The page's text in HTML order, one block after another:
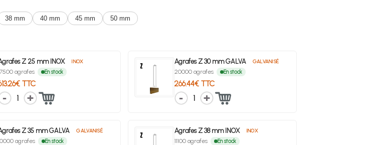
38 mm 40 mm 45 mm
50 mm
Z 25 mm INOX INOX
agrafes En stock
TTC
1
Agrafes Z 30 mm GALVA GALVANISÉ
20000 agrafes En stock
266.44€ TTC
1
Z 35 mm GALVA GALVANISÉ
agrafes En stock
Agrafes Z 38 mm INOX INOX
11100 agrafes En stock